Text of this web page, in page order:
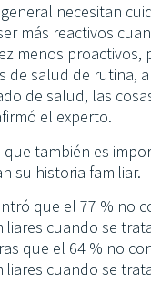
necesitan
más reactivos
menos proactivos,
de salud de rutina,
de salud, las
el experto.
que también es
su historia familiar.
que el 77 % no
cuando se
que el 64 % no
cuando se